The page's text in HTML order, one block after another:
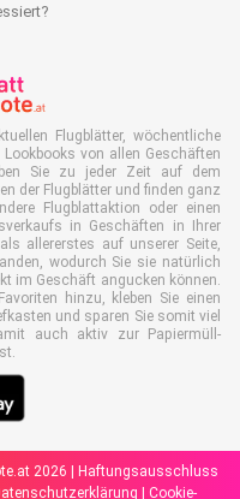
Flugblätter, wöchentliche
von allen Geschäften
Sie zu jeder Zeit auf dem
der Flugblätter und finden ganz
Flugblattaktion oder einen
in Geschäften in Ihrer
allererstes auf unserer Seite,
wodurch Sie sie natürlich
im Geschäft angucken können.
hinzu, kleben Sie einen
und sparen Sie somit viel
auch aktiv zur Papiermüll-
2026 | Haftungsausschluss
| Cookie-